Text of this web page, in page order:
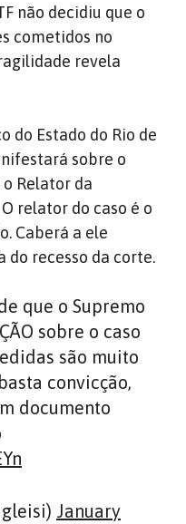
não decidiu que o
cometidos no
revela
do Estado do Rio de
sobre o
Relator da
relator do caso é o
Caberá a ele
do recesso da corte.
que o Supremo
sobre o caso
são muito
convicção,
documento
January